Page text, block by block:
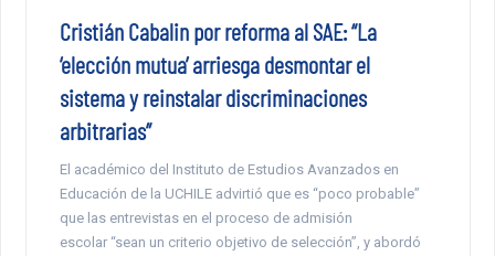
Cristián Cabalin por reforma al SAE: “La
‘elección mutua’ arriesga desmontar el
sistema y reinstalar discriminaciones
arbitrarias”
El académico del Instituto de Estudios Avanzados en
Educación de la UCHILE advirtió que es “poco probable”
que las entrevistas en el proceso de admisión
escolar “sean un criterio objetivo de selección”, y abordó